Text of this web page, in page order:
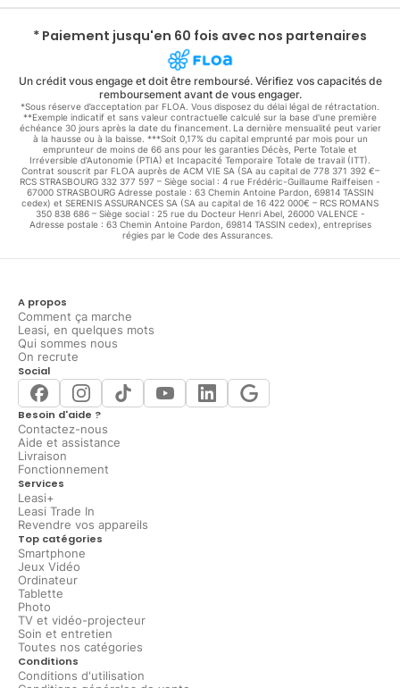
* Paiement jusqu'en 60 fois avec nos partenaires
Un crédit vous engage et doit être remboursé. Vérifiez vos capacités de
remboursement avant de vous engager.
*Sous réserve d’acceptation par FLOA. Vous disposez du délai légal de rétractation.
**Exemple indicatif et sans valeur contractuelle calculé sur la base d'une première
échéance 30 jours après la date du financement. La dernière mensualité peut varier
à la hausse ou à la baisse. ***Soit 0,17% du capital emprunté par mois pour un
emprunteur de moins de 66 ans pour les garanties Décès, Perte Totale et
Irréversible d'Autonomie (PTIA) et Incapacité Temporaire Totale de travail (ITT).
Contrat souscrit par FLOA auprès de ACM VIE SA (SA au capital de 778 371 392 €–
RCS STRASBOURG 332 377 597 – Siège social : 4 rue Frédéric-Guillaume Raiffeisen -
67000 STRASBOURG Adresse postale : 63 Chemin Antoine Pardon, 69814 TASSIN
cedex) et SERENIS ASSURANCES SA (SA au capital de 16 422 000€ – RCS ROMANS
350 838 686 – Siège social : 25 rue du Docteur Henri Abel, 26000 VALENCE -
Adresse postale : 63 Chemin Antoine Pardon, 69814 TASSIN cedex), entreprises
régies par le Code des Assurances.
A propos
Comment ça marche
Leasi, en quelques mots
Qui sommes nous
On recrute
Social
Besoin d'aide ?
Contactez-nous
Aide et assistance
Livraison
Fonctionnement
Services
Leasi+
Leasi Trade In
Revendre vos appareils
Top catégories
Smartphone
Jeux Vidéo
Ordinateur
Tablette
Photo
TV et vidéo-projecteur
Soin et entretien
Toutes nos catégories
Conditions
Conditions d'utilisation